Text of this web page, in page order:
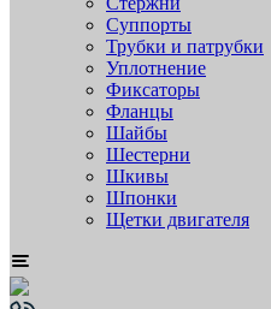
Суппорты
Трубки и патрубки
Уплотнение
Фиксаторы
Фланцы
Шайбы
Шестерни
Шкивы
Шпонки
Щетки двигателя